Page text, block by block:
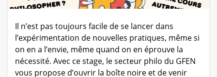
Il n’est pas toujours facile de se lancer dans
l’expérimentation de nouvelles pratiques, même si
on en a l’envie, même quand on en éprouve la
nécessité. Avec ce stage, le secteur philo du GFEN
vous propose d’ouvrir la boîte noire et de venir